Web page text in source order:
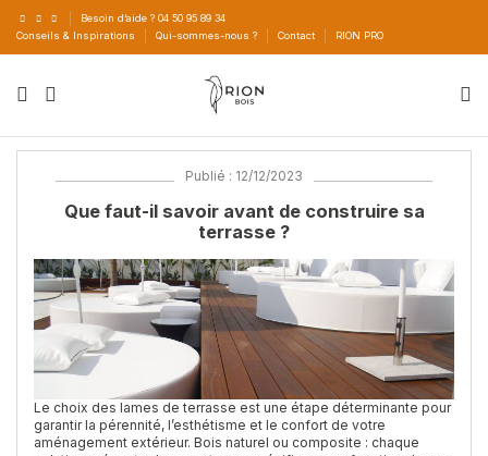
Besoin d’aide ? 04 50 95 89 34
Conseils & Inspirations
Qui-sommes-nous ? Contact RION PRO
Publié : 12/12/2023
Que faut-il savoir avant de construire sa
terrasse ?
Le choix des lames de terrasse est une étape déterminante pour
garantir la pérennité, l’esthétisme et le confort de votre
aménagement extérieur. Bois naturel ou composite : chaque